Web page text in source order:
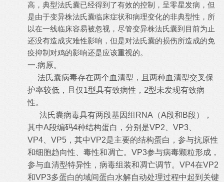
高，典型法氏囊已经得到了有效的控制，呈零星发病，但
是由于变异株法氏囊临床症状和病理变化的非典型性，所
以在一线临床容易被忽视，尽管变异株法氏囊到目前为止
还没有造成灾难性影响，但是对法氏囊的损伤所造成的免
疫抑制对鸡的影响还是应该重视的。
一.病原。
法氏囊病毒存在两个血清型，且两种血清型交叉保
护率较低，且仅1型具有致病性， 2型未发现有致病
性。
法氏囊病毒具有两段基因组 RNA （A段和B段），
其中A段编码4种结构蛋白，分别是VP2 VP3
VP4
VP5 ，其中VP2是主要的结构蛋白，参与抗原性
和细胞趋向性、毒性和凋亡。 VP3参与病毒颗粒形成，
参与血清型特异性，病毒组装和凋亡调节。 VP4在VP2
和VP3多蛋白的域间蛋白水解自动处理过程中起到关键